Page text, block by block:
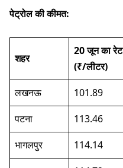
पेट्रोल की कीमत:
शहर
20 जून का रेट
(₹/लीटर)
लखनऊ 101.89
पटना
113.46
भागलपुर
114.14